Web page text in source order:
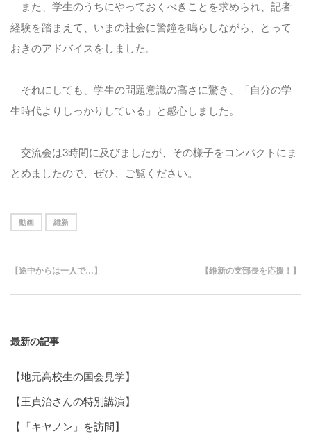
また、学生のうちにやっておくべきことを求められ、記者
経験を踏まえて、いまの社会に警鐘を鳴らしながら、とって
おきのアドバイスをしました。
それにしても、学生の問題意識の高さに驚き、「自分の学
生時代よりしっかりしている」と感心しました。
交流会は3時間に及びましたが、その様子をコンパクトにま
とめましたので、ぜひ、ご覧ください。
動画 維新
【途中からは一人で…】 【維新の支部長を応援！】
最新の記事
【地元高校生の国会見学】
【王貞治さんの特別講演】
【「キヤノン」を訪問】